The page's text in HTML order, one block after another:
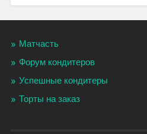
Матчасть
Форум кондитеров
Успешные кондитеры
Торты на заказ